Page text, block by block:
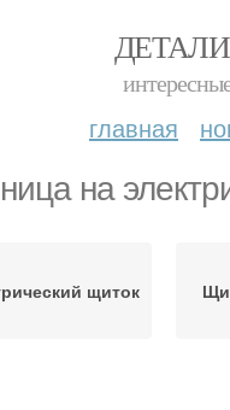
главная
на
щиток